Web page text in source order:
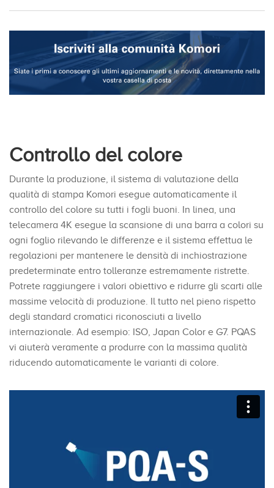
Controllo del colore
Durante la produzione, il sistema di valutazione della
qualità di stampa Komori esegue automaticamente il
controllo del colore su tutti i fogli buoni. In linea, una
telecamera 4K esegue la scansione di una barra a colori su
ogni foglio rilevando le differenze e il sistema effettua le
regolazioni per mantenere le densità di inchiostrazione
predeterminate entro tolleranze estremamente ristrette.
Potrete raggiungere i valori obiettivo e ridurre gli scarti alle
massime velocità di produzione. Il tutto nel pieno rispetto
degli standard cromatici riconosciuti a livello
internazionale. Ad esempio: ISO, Japan Color e G7. PQAS
vi aiuterà veramente a produrre con la massima qualità
riducendo automaticamente le varianti di colore.